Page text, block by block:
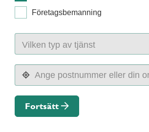
Företagsbemanning
Fortsätt